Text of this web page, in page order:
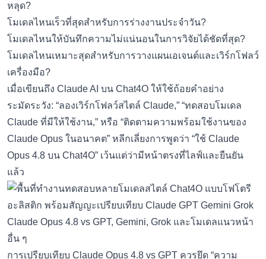
หลุด?
โมเดลไหนเร็วที่สุดสำหรับการร่างงานประจำวัน?
โมเดลไหนให้บันทึกความไม่แน่นอนในการวิจัยได้ชัดที่สุด?
โมเดลไหนเหมาะสุดสำหรับการวางแผนเอเจนต์และเวิร์กโฟลว์
เครื่องมือ?
เมื่อเขียนถึง Claude AI บน Chat4O ให้ใช้ถ้อยคำอย่าง
ระมัดระวัง: “ลองเวิร์กโฟลว์สไตล์ Claude,” “ทดสอบโมเดล
Claude ที่มีให้ใช้งาน,” หรือ “ติดตามความพร้อมใช้งานของ
Claude Opus ในอนาคต” หลีกเลี่ยงการพูดว่า “ใช้ Claude
Opus 4.8 บน Chat4O” เว้นแต่ว่ามีหน้าตรงที่ไลฟ์และยืนยัน
แล้ว
Claude Opus 4.8 vs GPT, Gemini, Grok และโมเดลแนวหน้า
อื่น ๆ
การเปรียบเทียบ Claude Opus 4.8 vs GPT ควรยึด “ความ